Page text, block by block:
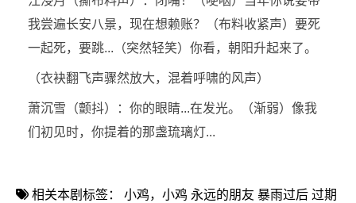
我尝遍长安八景，现在想赖账？（布料收紧声）要死
一起死，要跳...（突然轻笑）你看，朝阳升起来了。
（衣袂翻飞声骤然放大，混着呼啸的风声）
萧沉雪（颤抖）：你的眼睛...在发光。（渐弱）像我
们初见时，你提着的那盏琉璃灯...
相关本剧标签： 小鸡，小鸡 永远的朋友 暴雨过后 过期